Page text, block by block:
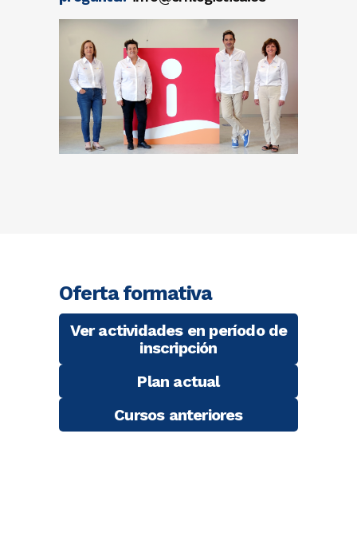
Oferta formativa
Ver actividades en período de
inscripción
Plan actual
Cursos anteriores